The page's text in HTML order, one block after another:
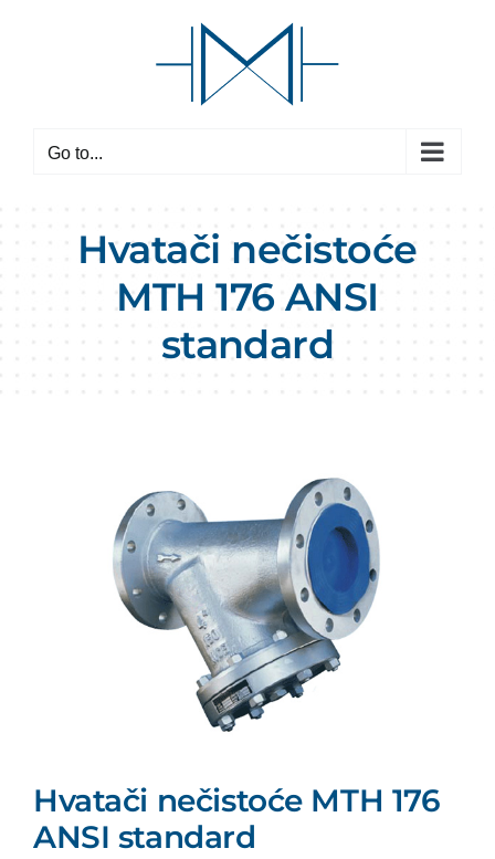
Go to...
Hvatači nečistoće
MTH 176 ANSI
standard
Hvatači nečistoće MTH 176
ANSI standard